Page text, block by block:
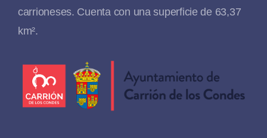
carrioneses. Cuenta con una superficie de 63,37
km².